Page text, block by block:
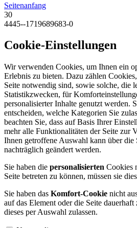
Seitenanfang
30
4445--1719689683-0
Cookie-Einstellungen
Wir verwenden Cookies, um Ihnen ein
Erlebnis zu bieten. Dazu zählen
Seite notwendig sind, sowie solche, die
Statistikzwecken, für
personalisierter Inhalte genutzt werden.
entscheiden, welche Kategorien Sie
beachten Sie, dass auf Basis Ihrer
mehr alle Funktionalitäten der Seite zur
Ihnen getroffene Auswahl kann über die
nachträglich geändert werden.
Sie haben die personalisierten Cookies
Seite betreten zu können, müssen sie
Sie haben das Komfort-Cookie nicht
auf das Element oder die Seite
dieses per Auswahl zulassen.